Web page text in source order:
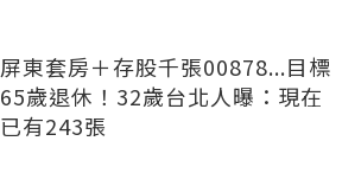
屏東套房＋存股千張00878...目標
65歲退休！32歲台北人曝：現在
已有243張